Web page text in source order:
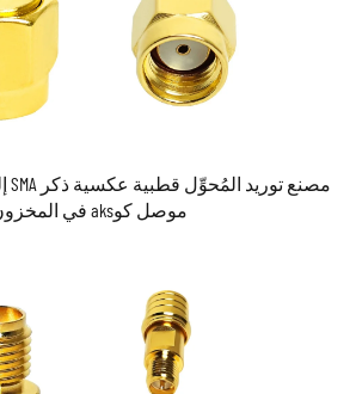
موصل كوaks في المخزون